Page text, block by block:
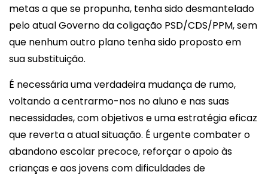
metas a que se propunha, tenha sido desmantelado
pelo atual Governo da coligação PSD/CDS/PPM, sem
que nenhum outro plano tenha sido proposto em
sua substituição.
É necessária uma verdadeira mudança de rumo,
voltando a centrarmo-nos no aluno e nas suas
necessidades, com objetivos e uma estratégia eficaz
que reverta a atual situação. É urgente combater o
abandono escolar precoce, reforçar o apoio às
crianças e aos jovens com dificuldades de